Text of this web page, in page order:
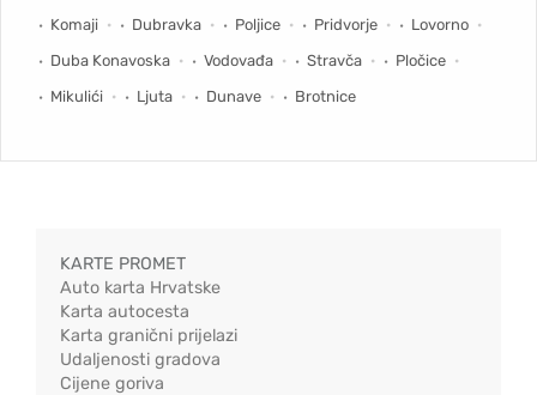
Komaji
Dubravka Poljice Pridvorje
Lovorno
Duba Konavoska
Vodovađa Stravča
Pločice
Mikulići
Ljuta Dunave Brotnice
KARTE PROMET
Auto karta Hrvatske
Karta autocesta
Karta granični prijelazi
Udaljenosti gradova
Cijene goriva